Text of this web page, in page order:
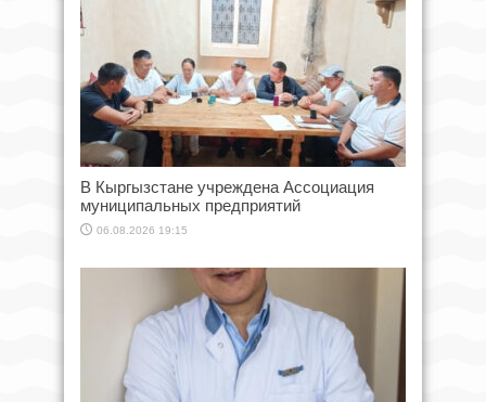
В Кыргызстане учреждена Ассоциация
муниципальных предприятий
06.08.2026 19:15